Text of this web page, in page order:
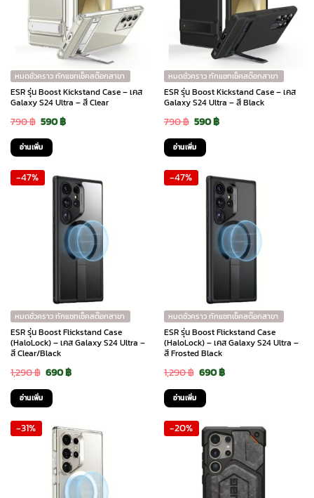
หมดชั่วคราว ทักแชทเช็คสต๊อกสาขา
ESR รุ่น Boost Kickstand Case – เคส
Galaxy S24 Ultra – สี Clear
790฿ Original
price
was:
790 ฿.
590฿Current
590 ฿.
อ่านเพิ่ม
หมดชั่วคราว ทักแชทเช็คสต๊อกสาขา
ESR รุ่น Boost Kickstand Case – เคส
Galaxy S24 Ultra – สี Black
790฿ Original
price
was:
790 ฿.
590฿Current
590 ฿.
อ่านเพิ่ม
-47%
หมดชั่วคราว ทักแชทเช็คสต๊อกสาขา
ESR รุ่น Boost Flickstand Case
(HaloLock) – เคส Galaxy S24 Ultra –
สี Clear/Black
1,290฿ Original
price
was:
1,290 ฿.
690฿Current
690 ฿.
อ่านเพิ่ม
-47%
หมดชั่วคราว ทักแชทเช็คสต๊อกสาขา
ESR รุ่น Boost Flickstand Case
(HaloLock) – เคส Galaxy S24 Ultra –
สี Frosted Black
1,290฿ Original
price
was:
1,290 ฿.
690฿Current
690 ฿.
อ่านเพิ่ม
-31% -20%